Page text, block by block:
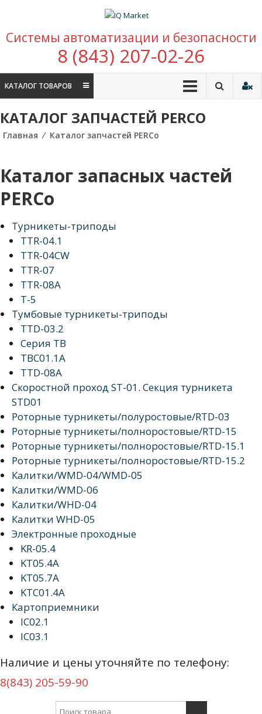
зона умных покупок
Системы автоматизации и безопасности
8 (843) 207-02-26
КАТАЛОГ ТОВАРОВ
КАТАЛОГ ЗАПЧАСТЕЙ PERCO
Главная ⁄ Каталог запчастей PERCo
Каталог запасных частей
PERCo
Турникеты-триподы
TTR-04.1
TTR-04CW
TTR-07
TTR-08A
Т-5
Тумбовые турникеты-триподы
TTD-03.2
Серия TB
TBC01.1A
TTD-08A
Скоростной проход ST-01. Секция турникета
STD01
Роторные турникеты/полуростовые/RTD-03
Роторные турникеты/полноростовые/RTD-15
Роторные турникеты/полноростовые/RTD-15.1
Роторные турникеты/полноростовые/RTD-15.2
Калитки/WMD-04/WMD-05
Калитки/WMD-06
Калитки/WHD-04
Калитки WHD-05
Электронные проходные
KR-05.4
KT05.4А
KT05.7A
KTС01.4А
Картоприемники
IC02.1
IC03.1
Наличие и цены уточняйте по телефону:
8(843) 205-59-90
Search for: